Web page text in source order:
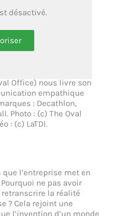
désactivé.
Office) nous livre son
empathique
: Decathlon,
Photo : (c) The Oval
: (c) LaTDI.
que l’entreprise met en
ne pas avoir
la réalité
? Cela rejoint une
l’invention d’un monde